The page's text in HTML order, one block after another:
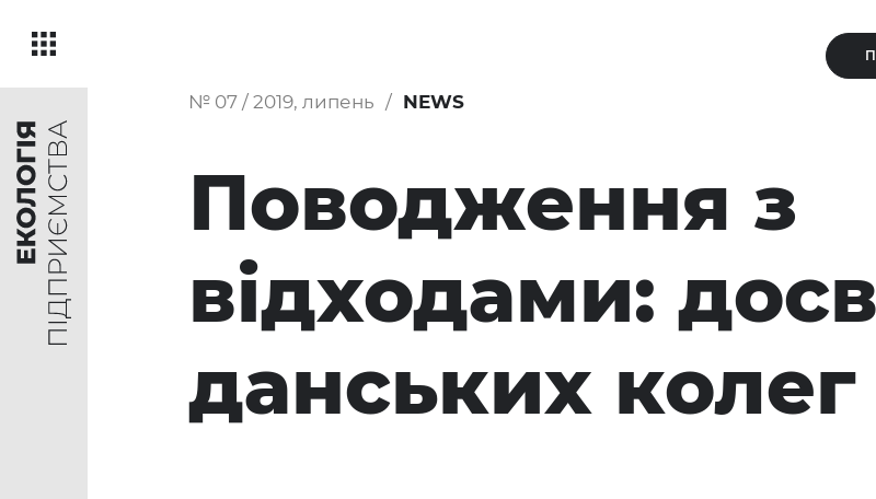
№ 07 / 2019, липень NEWS
Поводження з
відходами:
данських колег